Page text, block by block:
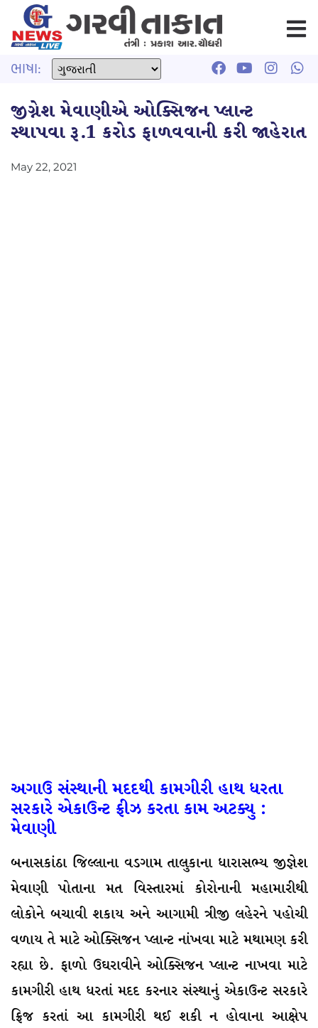
ભાષા:
જીગ્નેશ મેવાણીએ ઓક્સિજન પ્લાન્ટ
સ્થાપવા રૂ.1 કરોડ ફાળવવાની કરી જાહેરાત
May 22, 2021
અગાઉ સંસ્થાની મદદથી કામગીરી હાથ ધરતા
સરકારે એકાઉન્ટ ફ્રીઝ કરતા કામ અટક્યુ :
મેવાણી
બનાસકાંઠા જિલ્લાના વડગામ તાલુકાના ધારાસભ્ય જીજ્ઞેશ
મેવાણી પોતાના મત વિસ્તારમાં કોરોનાની મહામારીથી
લોકોને બચાવી શકાય અને આગામી ત્રીજી લહેરને પહોચી
વળાય તે માટે ઓક્સિજન પ્લાન્ટ નાંખવા માટે મથામણ કરી
રહ્યા છે. ફાળો ઉઘરાવીને ઓક્સિજન પ્લાન્ટ નાખવા માટે
કામગીરી હાથ ધરતાં મદદ કરનાર સંસ્થાનું એકાઉન્ટ સરકારે
ફ્રિજ કરતાં આ કામગીરી થઈ શકી ન હોવાના આક્ષેપ